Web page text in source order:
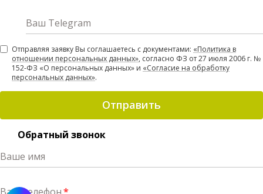
Ваш Telegram
Отправляя заявку Вы соглашаетесь с документами: «Политика в
отношении персональных данных», согласно ФЗ от 27 июля 2006 г. №
152-ФЗ «О персональных данных» и «Согласие на обработку
персональных данных».
Отправить
Обратный звонок
Ваше имя